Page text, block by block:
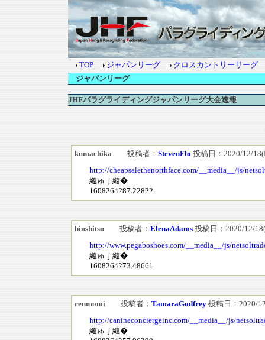
TOP ジャパンリーグ
クロスカントリーリーグ
ジャパンリーグ
JHFパラグライディングジャパンリーグ大会速報
kumachika 投稿者： StevenFlo 投稿日：2020/12/
http://cheapsalethenorthface.com/__media__/js/
縺ゅｊ縺�
1608264287.22822
binshitsu 投稿者： ElenaAdams 投稿日：2020/12/
http://www.pegaboshoes.com/__media__/js/
縺ゅｊ縺�
1608264273.48661
renmomi 投稿者： TamaraGodfrey 投稿日：2020/
http://canineconciergeinc.com/__media__/js/
縺ゅｊ縺�